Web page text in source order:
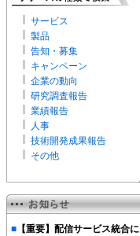
サービス
製品
告知・募集
キャンペーン
企業の動向
研究調査報告
業績報告
人事
技術開発成果報告
その他
■ 【重要】配信サービス統合に